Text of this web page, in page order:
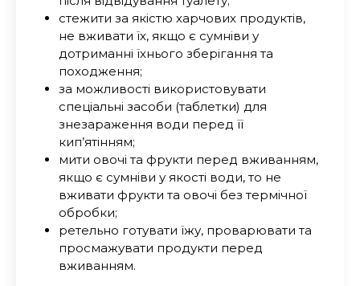
стежити за якістю харчових продуктів,
не вживати їх, якщо є сумніви у
дотриманні їхнього зберігання та
походження;
за можливості використовувати
спеціальні засоби (таблетки) для
знезараження води перед її
кип’ятінням;
мити овочі та фрукти перед вживанням,
якщо є сумніви у якості води, то не
вживати фрукти та овочі без термічної
обробки;
ретельно готувати їжу, проварювати та
просмажувати продукти перед
вживанням.